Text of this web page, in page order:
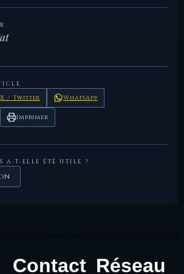
in the Roman
—
X / Twitter WhatsApp
Imprimer
A-T-ELLE ÉTÉ UTILE ?
Contact Réseau